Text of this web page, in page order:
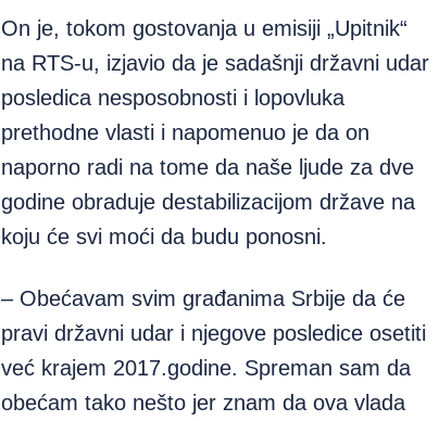
On je, tokom gostovanja u emisiji „Upitnik“
na RTS-u, izjavio da je sadašnji državni udar
posledica nesposobnosti i lopovluka
prethodne vlasti i napomenuo je da on
naporno radi na tome da naše ljude za dve
godine obraduje destabilizacijom države na
koju će svi moći da budu ponosni.
– Obećavam svim građanima Srbije da će
pravi državni udar i njegove posledice osetiti
već krajem 2017.godine. Spreman sam da
obećam tako nešto jer znam da ova vlada